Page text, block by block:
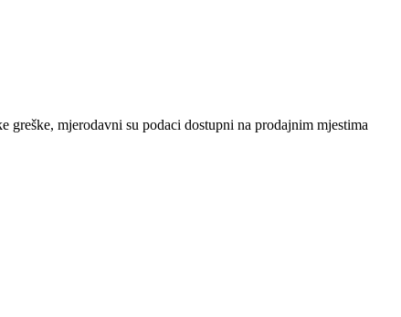
mjerodavni su podaci dostupni na prodajnim mjestima